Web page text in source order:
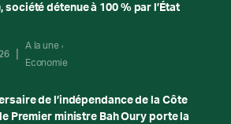
société détenue à 100 % par l’État
A la une
Economie
de l’indépendance de la Côte
Premier ministre Bah Oury porte la